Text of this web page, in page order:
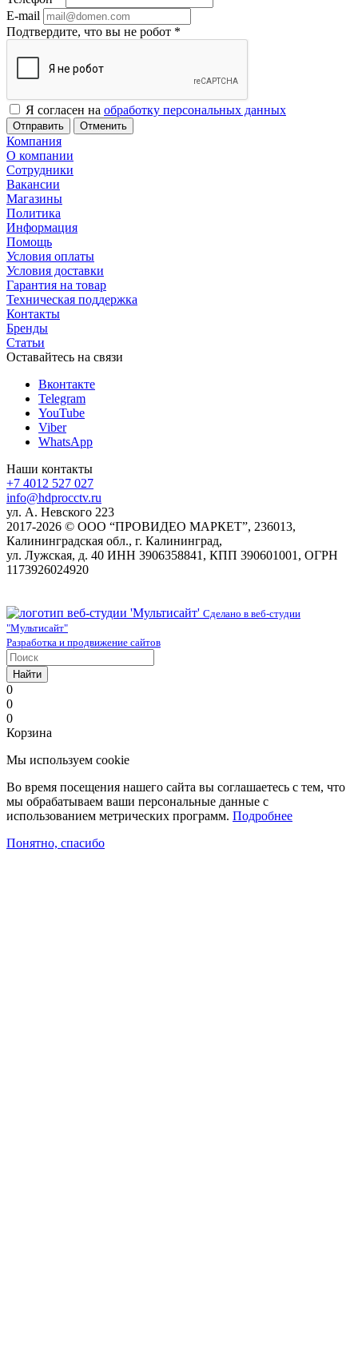
E-mail
Подтвердите, что вы не робот *
Я согласен на обработку персональных данных
Отменить
Компания
О компании
Сотрудники
Вакансии
Магазины
Политика
Информация
Помощь
Условия оплаты
Условия доставки
Гарантия на товар
Техническая поддержка
Контакты
Бренды
Статьи
Оставайтесь на связи
Вконтакте
Telegram
YouTube
Viber
WhatsApp
Наши контакты
+7 4012 527 027
info@hdprocctv.ru
ул. А. Невского 223
2017-2026 © ООО “ПРОВИДЕО МАРКЕТ”, 236013,
Калининградская обл., г. Калининград,
ул. Лужская, д. 40 ИНН 3906358841, КПП 390601001, ОГРН
1173926024920
Сделано в веб-студии
"Мультисайт"
Разработка и продвижение сайтов
Найти
0
0
0
Корзина
Мы используем cookie
Во время посещения нашего сайта вы соглашаетесь с тем, что
мы обрабатываем ваши персональные данные с
использованием метрических программ. Подробнее
Понятно, спасибо